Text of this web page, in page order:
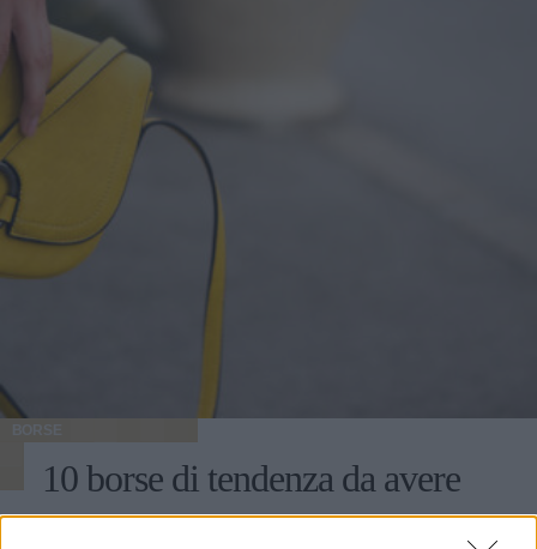
BORSE
10 borse di tendenza da avere
per questo autunno